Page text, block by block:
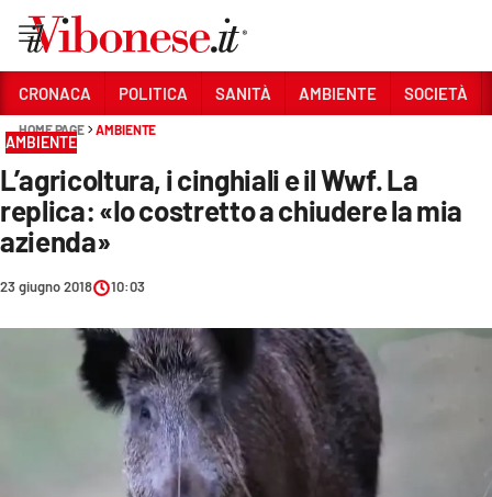
Sezioni
CRONACA
POLITICA
SOCIETÀ
CULTURA
ECONOMIA E LAVORO
CRONACA POLITICA SANITÀ AMBIENTE SOCIETÀ
HOME PAGE AMBIENTE
AMBIENTE
L’agricoltura, i cinghiali e il Wwf. La
replica: «Io costretto a chiudere la mia
azienda»
23 giugno 2018 10:03